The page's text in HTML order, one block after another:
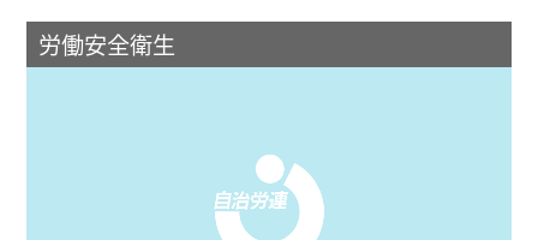
労働安全衛生